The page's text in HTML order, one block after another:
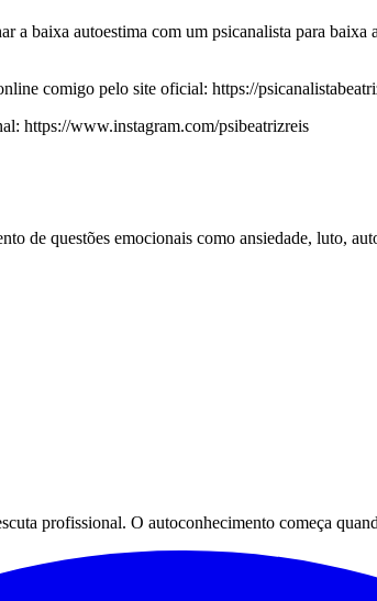
a baixa autoestima com um psicanalista para
comigo pelo site oficial: https://
https://www.instagram.com/psibeatrizreis
de questões emocionais como ansiedade, luto,
profissional. O autoconhecimento começa